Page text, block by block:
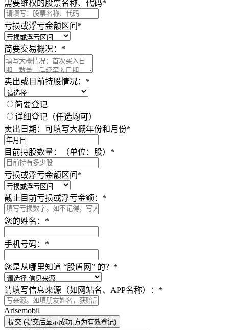
需要维权的股票名称、代码*
亏损或浮亏金额区间 *
简要交易概况： *
卖出或目前持股情况： *
简要登记
详细登记（任选均可）
卖出日期：可填写大概年份和月份*
目前持股数量：（单位：股） *
亏损或浮亏金额区间 *
截止目前亏损或浮亏金额： *
您的姓名： *
手机号码： *
您是从哪里知道 “股盾网” 的？ *
请填写信息来源（如网站名、APP名称）： *
Arisemobil
提交 (提交后显示成功,方为有效登记)